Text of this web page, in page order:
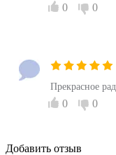
0 0
Прекрасное
0 0
Добавить отзыв